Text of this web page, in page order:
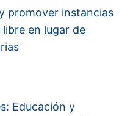
promover instancias
en lugar de
Educación y